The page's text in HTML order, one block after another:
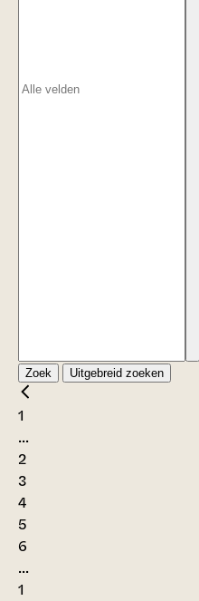
Zoek Uitgebreid zoeken
1
...
2
3
4
5
6
...
1